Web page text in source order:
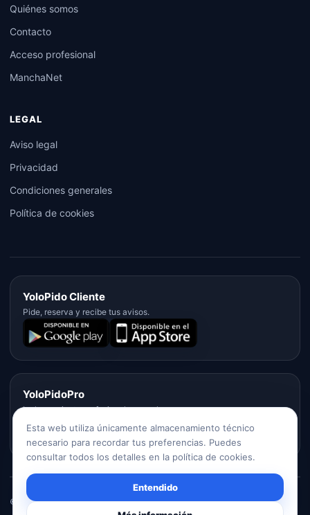
Quiénes somos
Contacto
Acceso profesional
ManchaNet
LEGAL
Aviso legal
Privacidad
Condiciones generales
Política de cookies
YoloPido Cliente
Pide, reserva y recibe tus avisos.
YoloPidoPro
La herramienta profesional para sala.
© 2026ManchaNet S.L.L. · Daimiel, Ciudad Real.
Esta web utiliza únicamente almacenamiento técnico
necesario para recordar tus preferencias. Puedes
consultar todos los detalles en la política de cookies.
Entendido